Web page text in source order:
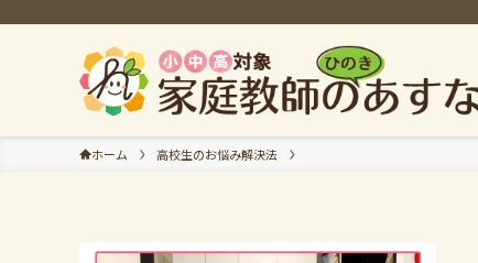
ホーム 高校生のお悩み解決法